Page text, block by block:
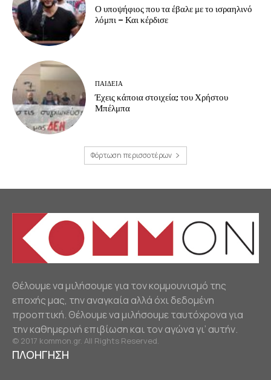
Ο υποψήφιος που τα έβαλε με το ισραηλινό
λόμπι – Και κέρδισε
ΠΑΙΔΕΙΑ
Έχεις κάποια στοιχεία; του Χρήστου
Μπέλμπα
Φόρτωση περισσοτέρων
Θέλουμε να μιλήσουμε για τον κομμουνισμό της
εποχής μας, την αναγκαία αλλά όχι δεδομένη
προοπτική. Θέλουμε να μιλήσουμε ταυτόχρονα για
την καθημερινή επιβίωση και τον αγώνα γι’ αυτήν.
© 2017 kommon.gr. All Rights Reserved.
ΠΛΟΗΓΗΣΗ